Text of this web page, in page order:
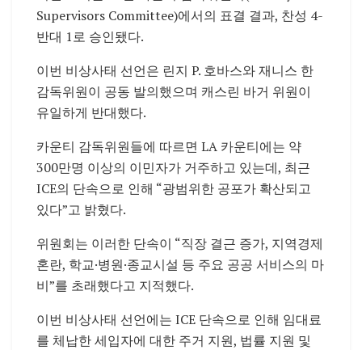
Supervisors Committee)에서의 표결 결과, 찬성 4-
반대 1로 승인됐다.
이번 비상사태 선언은 린지 P. 호바스와 재니스 한
감독위원이 공동 발의했으며 캐스린 바거 위원이
유일하게 반대했다.
카운티 감독위원들에 따르면 LA 카운티에는 약
300만명 이상의 이민자가 거주하고 있는데, 최근
ICE의 단속으로 인해 “광범위한 공포가 확산되고
있다”고 밝혔다.
위원회는 이러한 단속이 “직장 결근 증가, 지역경제
혼란, 학교·병원·종교시설 등 주요 공공 서비스의 마
비”를 초래했다고 지적했다.
이번 비상사태 선언에는 ICE 단속으로 인해 임대료
를 체납한 세입자에 대한 주거 지원, 법률 지원 및